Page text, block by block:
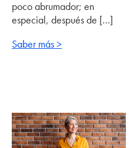
poco abrumador; en
especial, después de […]
Saber más >